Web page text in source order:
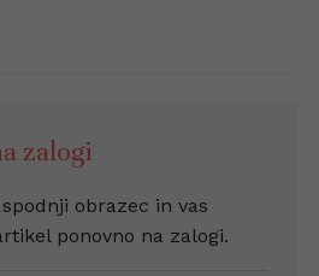
zalogi
obrazec in vas
ponovno na zalogi.